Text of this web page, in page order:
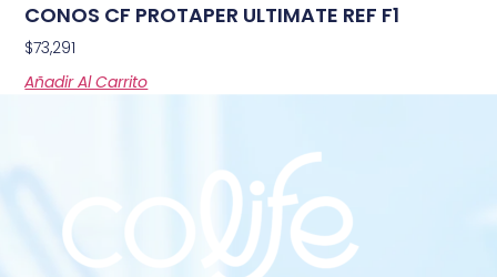
CONOS CF PROTAPER ULTIMATE REF F1
$73,291
Añadir Al Carrito